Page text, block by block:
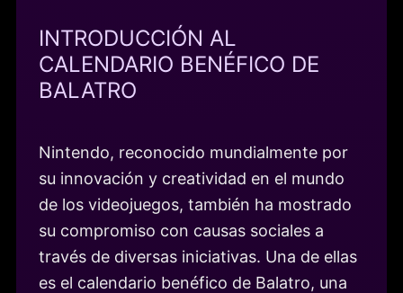
INTRODUCCIÓN AL
CALENDARIO BENÉFICO DE
BALATRO
Nintendo, reconocido mundialmente por
su innovación y creatividad en el mundo
de los videojuegos, también ha mostrado
su compromiso con causas sociales a
través de diversas iniciativas. Una de ellas
es el calendario benéfico de Balatro, una